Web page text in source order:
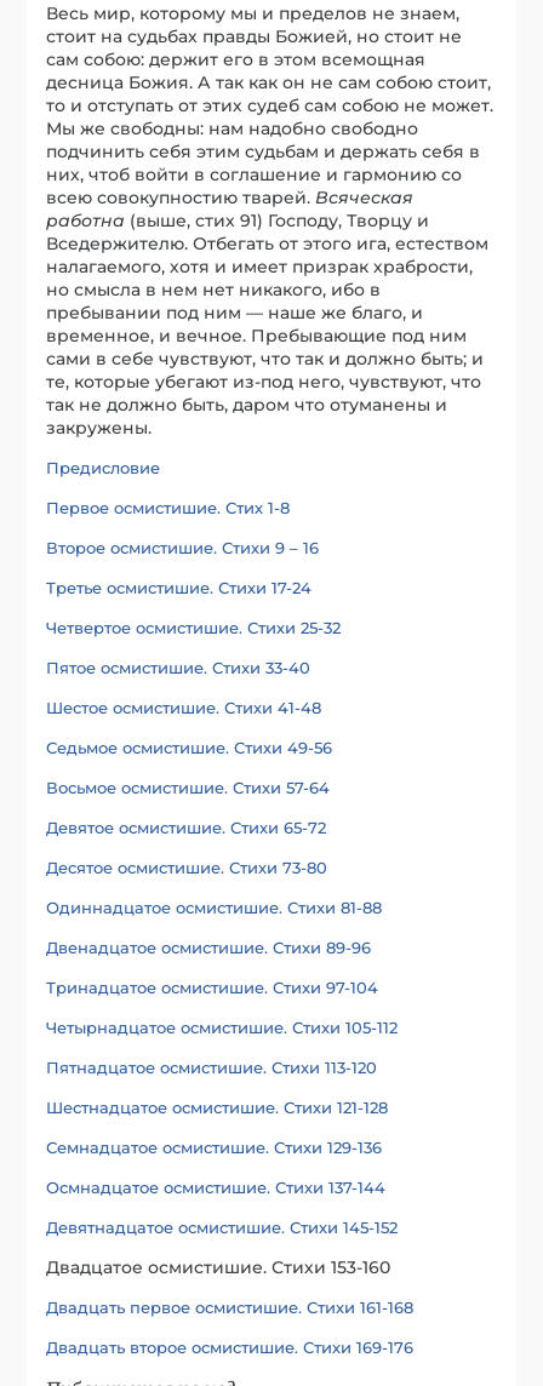
Весь мир, которому мы и пределов не знаем,
стоит на судьбах правды Божией, но стоит не
сам собою: держит его в этом всемощная
десница Божия. А так как он не сам собою стоит,
то и отступать от этих судеб сам собою не может.
Мы же свободны: нам надобно свободно
подчинить себя этим судьбам и держать себя в
них, чтоб войти в соглашение и гармонию со
всею совокупностию тварей.Всяческая
работна (выше, стих 91) Господу, Творцу и
Вседержителю. Отбегать от этого ига, естеством
налагаемого, хотя и имеет призрак храбрости,
но смысла в нем нет никакого, ибо в
пребывании под ним — наше же благо, и
временное, и вечное. Пребывающие под ним
сами в себе чувствуют, что так и должно быть; и
те, которые убегают из-под него, чувствуют, что
так не должно быть, даром что отуманены и
закружены.
Предисловие
Первое осмистишие. Стих 1-8
Второе осмистишие. Стихи 9 – 16
Третье осмистишие. Стихи 17-24
Четвертое осмистишие. Стихи 25-32
Пятое осмистишие. Стихи 33-40
Шестое осмистишие. Стихи 41-48
Седьмое осмистишие. Стихи 49-56
Восьмое осмистишие. Стихи 57-64
Девятое осмистишие. Стихи 65-72
Десятое осмистишие. Стихи 73-80
Одиннадцатое осмистишие. Стихи 81-88
Двенадцатое осмистишие. Стихи 89-96
Тринадцатое осмистишие. Стихи 97-104
Четырнадцатое осмистишие. Стихи 105-112
Пятнадцатое осмистишие. Стихи 113-120
Шестнадцатое осмистишие. Стихи 121-128
Семнадцатое осмистишие. Стихи 129-136
Осмнадцатое осмистишие. Стихи 137-144
Девятнадцатое осмистишие. Стихи 145-152
Двадцатое осмистишие. Стихи 153-160
Двадцать первое осмистишие. Стихи 161-168
Двадцать второе осмистишие. Стихи 169-176